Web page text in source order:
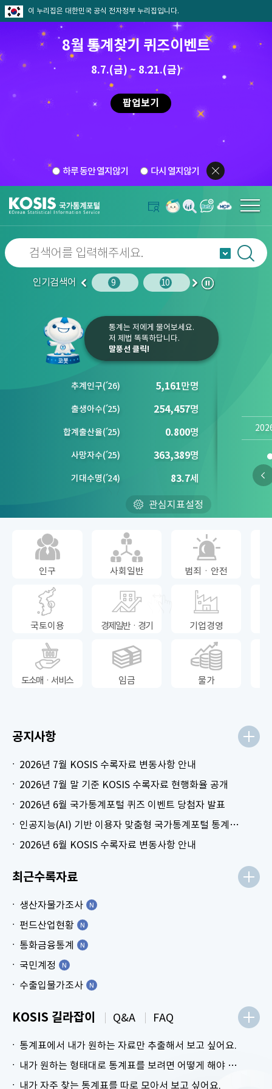
이 누리집은 대한민국 공식 전자정부 누리집입니다.
8월 통계찾기 퀴즈이벤트
8.7.(금) ~ 8.21.(금)
팝업보기
하루 동안 열지않기 다시 열지않기
인기검색어
이
10 임금 9 10 1
다
정
통계는 저에게 물어보세요.
저 제법 똑똑하답니다.
말풍선 클릭!
추계인구(´26) 5,161만명
출생아수(´25) 254,457명
합계출산율(´25) 0.800명
사망자수(´25) 363,389명
기대수명(´24) 83.7세
관심지표설정
인구 사회일반 범죄ㆍ안전
국토이용 경제일반ㆍ경기 기업경영
도소매ㆍ서비스 임금 물가
공지사항
2026년 7월 KOSIS 수록자료 변동사항 안내
2026년 7월 말 기준 KOSIS 수록자료 현행화율 공개
2026년 6월 국가통계포털 퀴즈 이벤트 당첨자 발표
인공지능(AI) 기반 이용자 맞춤형 국가통계포털 통계표 생성 시범 서비스 안내
2026년 6월 KOSIS 수록자료 변동사항 안내
최근수록자료
생산자물가조사
펀드산업현황
통화금융통계
국민계정
수출입물가조사
KOSIS 길라잡이
통계표에서 내가 원하는 자료만 추출해서 보고 싶어요.
내가 원하는 형태대로 통계표를 보려면 어떻게 해야 하나요?
내가 자주 찾는 통계표를 따로 모아서 보고 싶어요.
Q&A FAQ